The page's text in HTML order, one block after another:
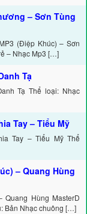
– Sơn Tùng
(Điệp Khúc) – Sơn
– Nhạc Mp3 […]
Tạ
Tạ Thể loại: Nhạc
Tay – Tiểu Mỹ
Tay – Tiểu Mỹ Thể
– Quang Hùng
Quang Hùng MasterD
Bản Nhạc chuông […]